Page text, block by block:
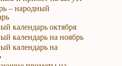
– народный
календарь октября
календарь на ноябрь
календарь на